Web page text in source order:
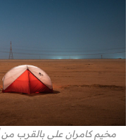
مخيم كامران علي بالقرب من